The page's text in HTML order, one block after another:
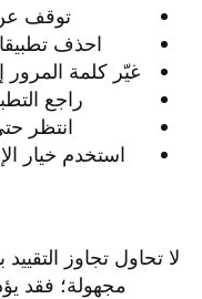
توقف
احذف
غيّر كلمة
راجع
انتظر
استخدم خيار
لا تحاول تجاوز
مجهولة؛ فقد